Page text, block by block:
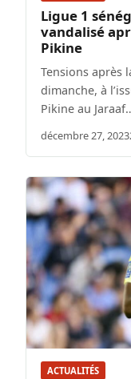
Ligue 1
vandalisé
Pikine
Tensions après
dimanche, à
Pikine au
décembre 27, 2023
ACTUALITÉS